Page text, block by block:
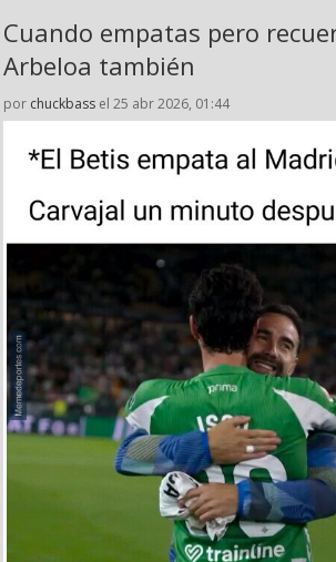
Cuando empatas pero
Arbeloa también
por chuckbass el 25 abr 2026, 01:44